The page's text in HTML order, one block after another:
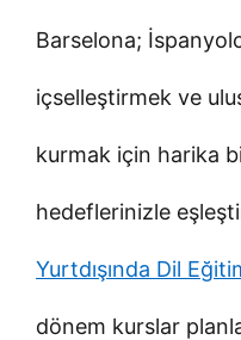
Barselona;
içselleştirmek ve
kurmak için harika
hedeflerinizle
Yurtdışında Dil
dönem kurslar